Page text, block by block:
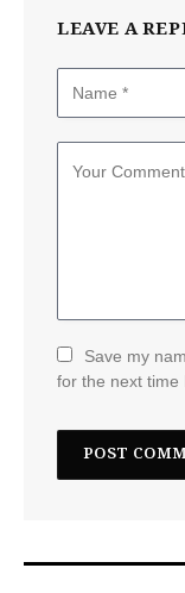
LEAVE A
Save my
for the next time